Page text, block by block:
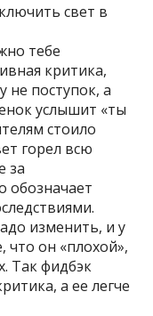
свет в
тебе
критика,
не поступок, а
услышит «ты
стоило
горел всю
за
обозначает
изменить, и у
он «плохой»,
Так фидбэк
а ее легче